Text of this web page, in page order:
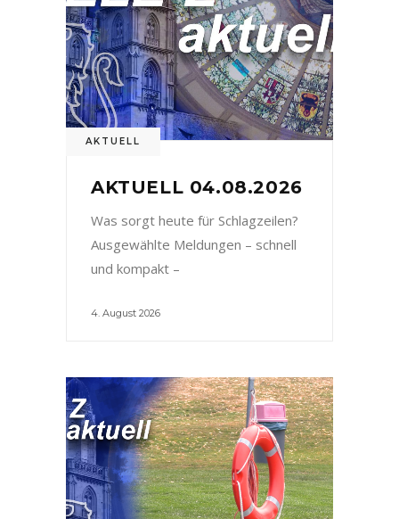
AKTUELL
AKTUELL 04.08.2026
Was sorgt heute für Schlagzeilen?
Ausgewählte Meldungen – schnell
und kompakt –
4. August 2026